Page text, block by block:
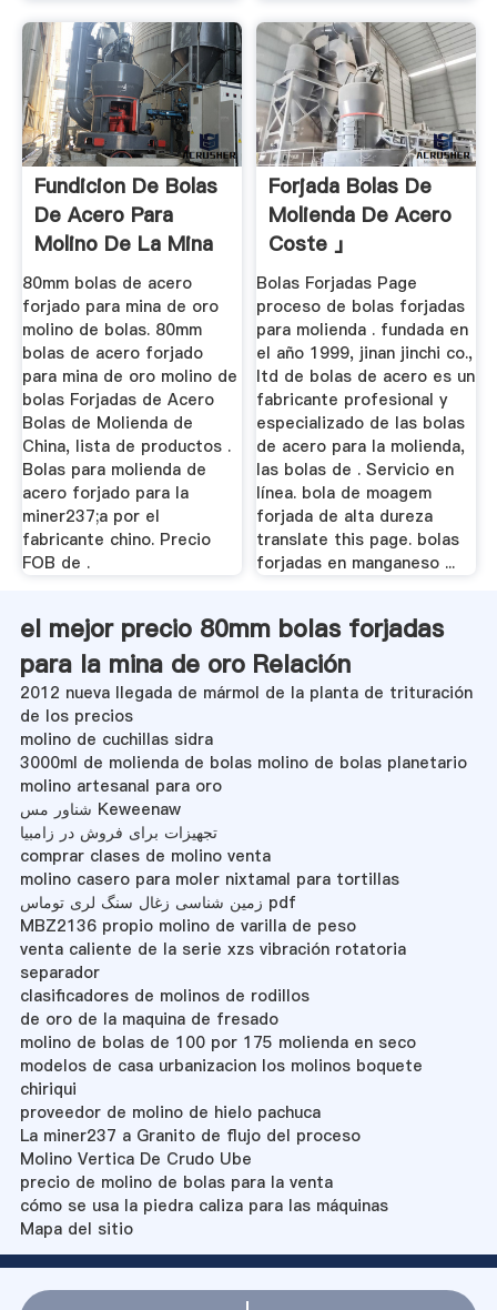
Fundicion De Bolas
De Acero Para
Molino De La Mina
80mm bolas de acero
forjado para mina de oro
molino de bolas. 80mm
bolas de acero forjado
para mina de oro molino de
bolas Forjadas de Acero
Bolas de Molienda de
China, lista de productos .
Bolas para molienda de
acero forjado para la
miner237;a por el
fabricante chino. Precio
FOB de .
Forjada Bolas De
Molienda De Acero
Coste 」
Bolas Forjadas Page
proceso de bolas forjadas
para molienda . fundada en
el año 1999, jinan jinchi co.,
ltd de bolas de acero es un
fabricante profesional y
especializado de las bolas
de acero para la molienda,
las bolas de . Servicio en
línea. bola de moagem
forjada de alta dureza
translate this page. bolas
forjadas en manganeso ...
el mejor precio 80mm bolas forjadas
para la mina de oro Relación
2012 nueva llegada de mármol de la planta de trituración
de los precios
molino de cuchillas sidra
3000ml de molienda de bolas molino de bolas planetario
molino artesanal para oro
شناور مس Keweenaw
تجهیزات برای فروش در زامبیا
comprar clases de molino venta
molino casero para moler nixtamal para tortillas
زمین شناسی زغال سنگ لری توماس pdf
MBZ2136 propio molino de varilla de peso
venta caliente de la serie xzs vibración rotatoria
separador
clasificadores de molinos de rodillos
de oro de la maquina de fresado
molino de bolas de 100 por 175 molienda en seco
modelos de casa urbanizacion los molinos boquete
chiriqui
proveedor de molino de hielo pachuca
La miner237 a Granito de flujo del proceso
Molino Vertica De Crudo Ube
precio de molino de bolas para la venta
cómo se usa la piedra caliza para las máquinas
Mapa del sitio